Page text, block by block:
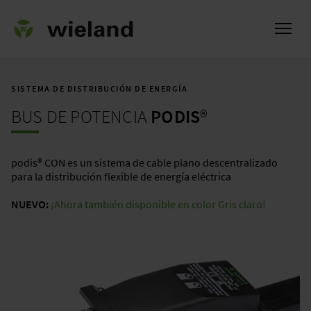
SISTEMA DE DISTRIBUCIÓN DE ENERGÍA
BUS DE POTENCIA PODIS®
podis® CON es un sistema de cable plano descentralizado
para la distribución flexible de energía eléctrica
NUEVO: ¡Ahora también disponible en color Gris claro!